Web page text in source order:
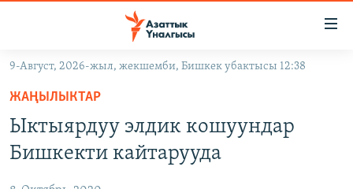
Навигацияга
өтүңүз
Издөөгө
салыңызКЫРГЫЗСТАН
9-Август, 2026-жыл, жекшемби, Бишкек убактысы 12:38
ЖАҢЫЛЫКТАР
Ыктыярдуу элдик кошуундар
Бишкекти кайтарууда